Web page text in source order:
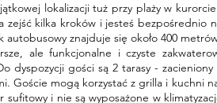
lokalizacji tuż przy plaży w
kilka kroków i jesteś
znajduje się około 400
ale funkcjonalne i czyste
dyspozycji gości są 2 tarasy -
Goście mogą korzystać z grilla i kuchni
sufitowy i nie są wyposażone w